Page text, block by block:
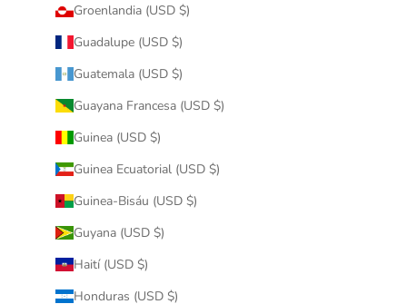
Groenlandia (USD $)
Guadalupe (USD $)
Guatemala (USD $)
Guayana Francesa (USD $)
Guinea (USD $)
Guinea Ecuatorial (USD $)
Guinea-Bisáu (USD $)
Guyana (USD $)
Haití (USD $)
Honduras (USD $)